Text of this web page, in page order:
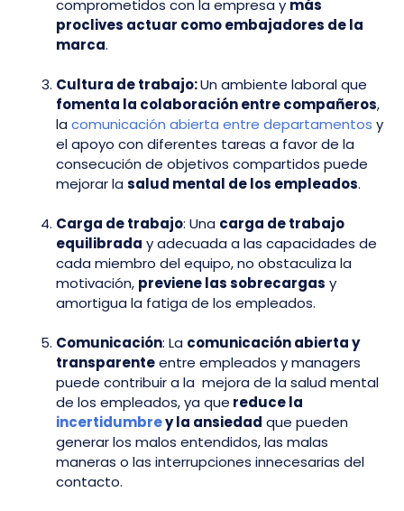
comprometidos con la empresa y más
proclives actuar como embajadores de la
marca.
Cultura de trabajo:Un ambiente laboral que
fomenta la colaboración entre compañeros,
la comunicación abierta entre departamentos y
el apoyo con diferentes tareas a favor de la
consecución de objetivos compartidos puede
mejorar la salud mental de los empleados.
Carga de trabajo: Una carga de trabajo
equilibrada y adecuada a las capacidades de
cada miembro del equipo, no obstaculiza la
motivación, previene las sobrecargas y
amortigua la fatiga de los empleados.
Comunicación: La comunicación abierta y
transparenteentre empleados y managers
puede contribuir a la mejora de la salud mental
de los empleados, ya que reduce la
incertidumbrey la ansiedad que pueden
generar los malos entendidos, las malas
maneras o las interrupciones innecesarias del
contacto.